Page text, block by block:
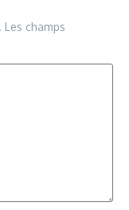
Les champs